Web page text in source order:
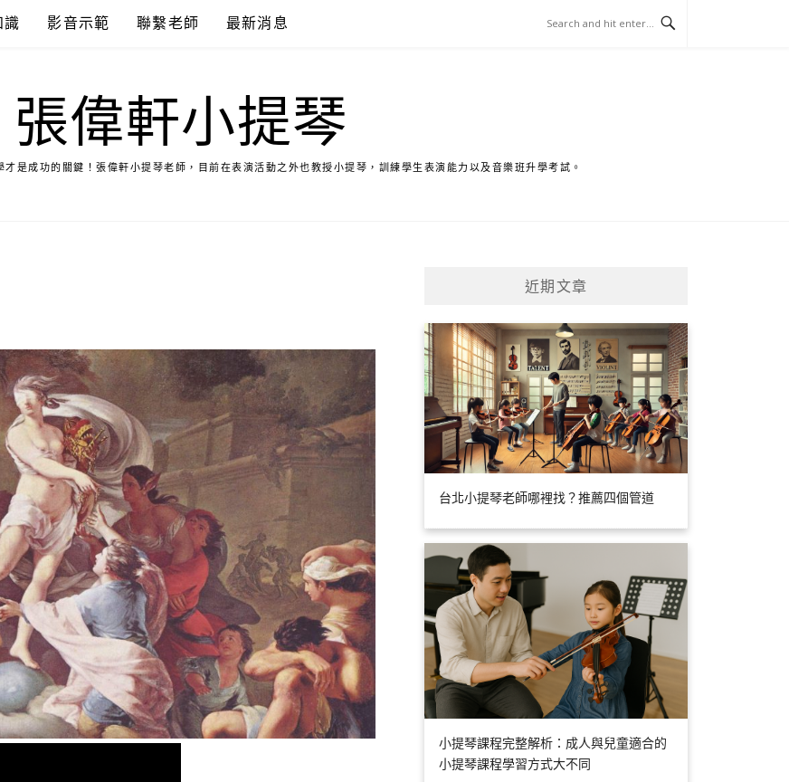
識 影音示範 聯繫老師 最新消息
張偉軒小提琴
是成功的關鍵！張偉軒小提琴老師，目前在表演活動之外也教授小提琴，訓練學生表演能力以及音樂班升學考試。
近期文章
台北小提琴老師哪裡找？推薦四個管道
小提琴課程完整解析：成人與兒童適合的
小提琴課程學習方式大不同